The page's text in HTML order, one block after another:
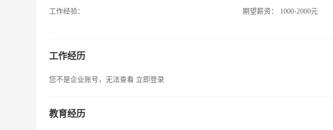
工作经验：
期望薪资：
1000-2000元
工作经历
您不是企业账号，无法查看 立即登录
教育经历